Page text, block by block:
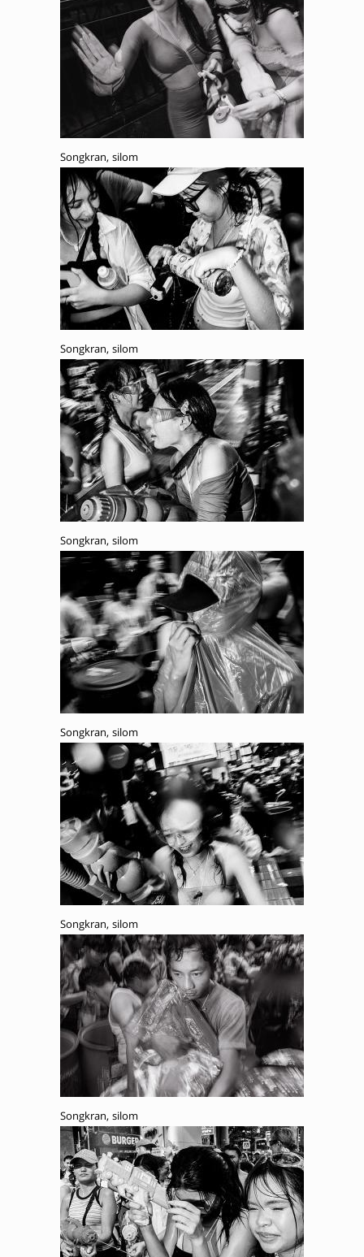
Songkran, silom
Songkran, silom
Songkran, silom
Songkran, silom
Songkran, silom
Songkran, silom